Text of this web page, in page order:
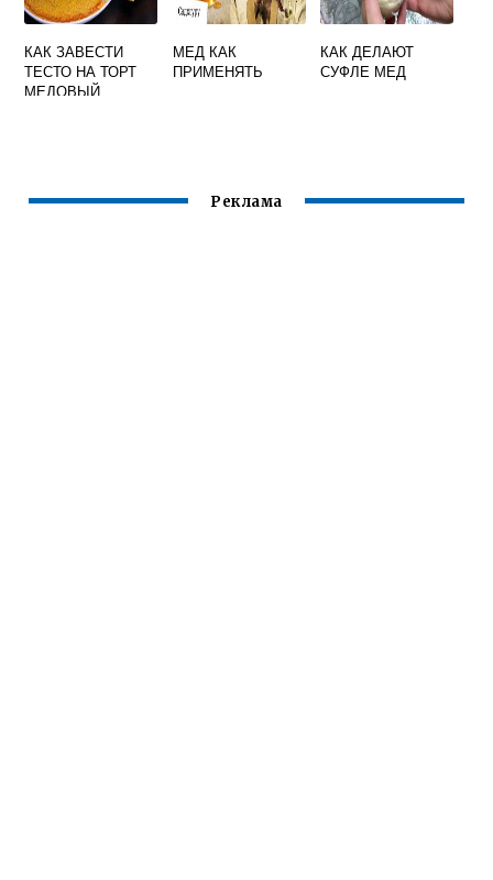
КАК ЗАВЕСТИ
ТЕСТО НА ТОРТ
МЕДОВЫЙ
МЕД КАК
ПРИМЕНЯТЬ
КАК ДЕЛАЮТ
СУФЛЕ МЕД
Реклама